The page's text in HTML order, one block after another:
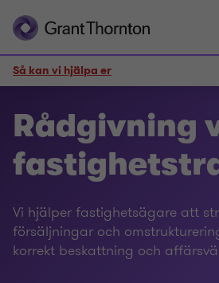
Rådgivning
Vi hjälper fastighetsägare att
försäljningar och
korrekt beskattning och
Så kan vi hjälpa er
Så kan vi hjälpa er
Kontakt
Experter